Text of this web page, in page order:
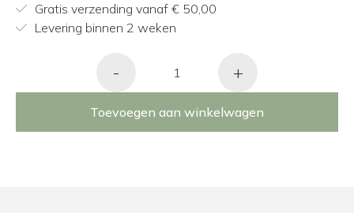
Gratis verzending vanaf € 50,00
Levering binnen 2 weken
- +
Toevoegen aan winkelwagen